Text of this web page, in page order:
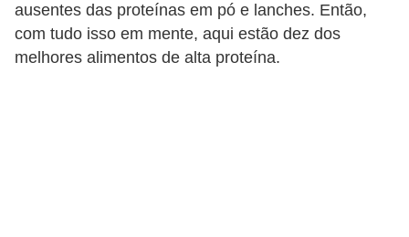
ausentes das proteínas em pó e lanches. Então,
com tudo isso em mente, aqui estão dez dos
melhores alimentos de alta proteína.
a
i